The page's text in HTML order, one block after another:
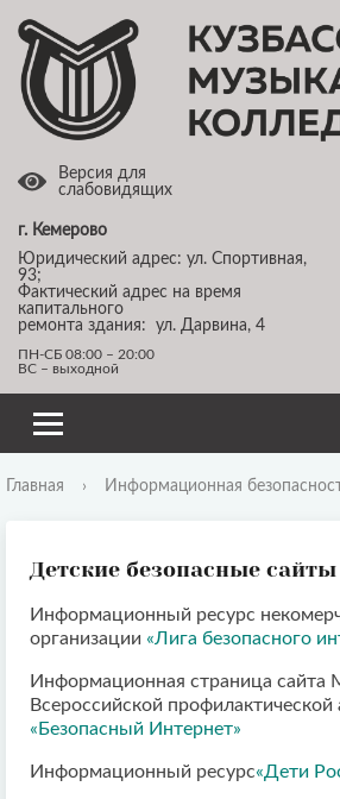
г. Кемерово
Юридический адрес: ул. Спортивная,
93;
Фактический адрес на время
капитального
ремонта здания: ул. Дарвина, 4
ПН-СБ 08:00 – 20:00
ВС – выходной
Версия для
слабовидящих
Главная › Информационная
Детские безопасные сайты
Информационный ресурс
организации «Лига безопасного
Информационная страница сайта
Всероссийской профилактической
«Безопасный Интернет»
Информационный ресурс«Дети